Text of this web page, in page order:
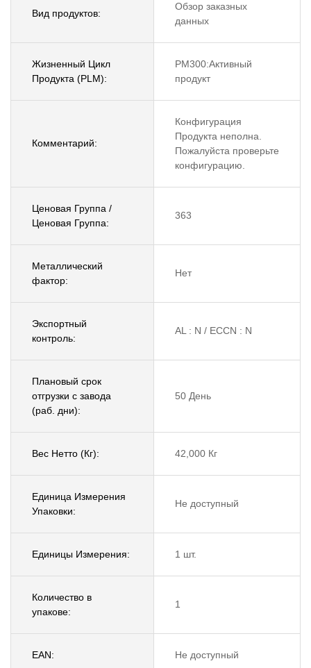
Вид продуктов:
Обзор заказных
данных
Жизненный Цикл
Продукта (PLM):
PM300:Активный
продукт
Комментарий:
Конфигурация
Продукта неполна.
Пожалуйста проверьте
конфигурацию.
Ценовая Группа /
Ценовая Группа:
363
Металлический
фактор:
Нет
Экспортный
контроль:
AL : N / ECCN : N
Плановый срок
отгрузки с завода
(раб. дни):
50 День
Вес Нетто (Кг): 42,000 Кг
Единица Измерения
Упаковки:
Не доступный
Единицы Измерения: 1 шт.
Количество в
упакове:
1
EAN: Не доступный